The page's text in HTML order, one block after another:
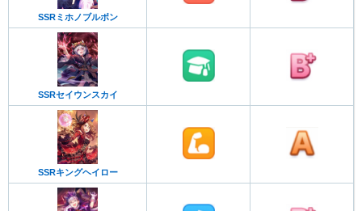
SSRミホノブルボン
SSRセイウンスカイ
SSRキングヘイロー